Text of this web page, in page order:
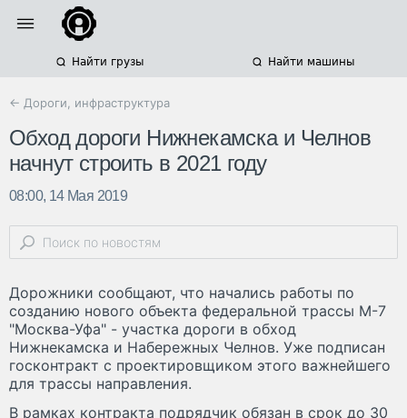
Найти грузы Найти машины
← Дороги, инфраструктура
Обход дороги Нижнекамска и Челнов
начнут строить в 2021 году
08:00, 14 Мая 2019
Дорожники сообщают, что начались работы по
созданию нового объекта федеральной трассы М-7
"Москва-Уфа" - участка дороги в обход
Нижнекамска и Набережных Челнов. Уже подписан
госконтракт с проектировщиком этого важнейшего
для трассы направления.
В рамках контракта подрядчик обязан в срок до 30